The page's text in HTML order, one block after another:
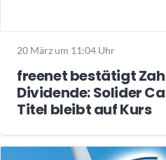
20 März um 11:04 Uhr
freenet bestätigt
Dividende: Solider
Titel bleibt auf Kurs